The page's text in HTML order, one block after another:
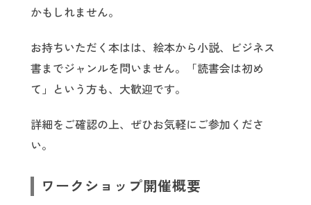
かもしれません。
お持ちいただく本はは、絵本から小説、ビジネス
書までジャンルを問いません。「読書会は初め
て」という方も、大歓迎です。
詳細をご確認の上、ぜひお気軽にご参加くださ
い。
ワークショップ開催概要